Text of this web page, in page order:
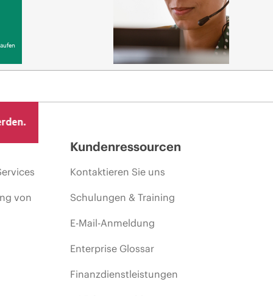
von
Kundenressourcen
Kontaktieren Sie uns
Schulungen & Training
E-Mail-Anmeldung
Enterprise Glossar
Finanzdienstleistungen